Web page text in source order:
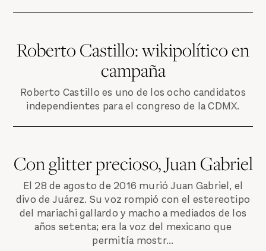
Roberto Castillo: wikipolítico en
campaña
Roberto Castillo es uno de los ocho candidatos
independientes para el congreso de la CDMX.
Con glitter precioso, Juan Gabriel
El 28 de agosto de 2016 murió Juan Gabriel, el
divo de Juárez. Su voz rompió con el estereotipo
del mariachi gallardo y macho a mediados de los
años setenta; era la voz del mexicano que
permitía mostr...